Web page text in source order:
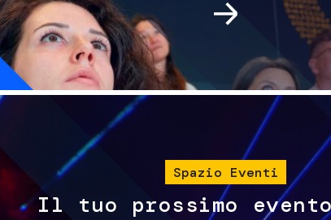
Immagine
Spazio Eventi
Il tuo prossimo